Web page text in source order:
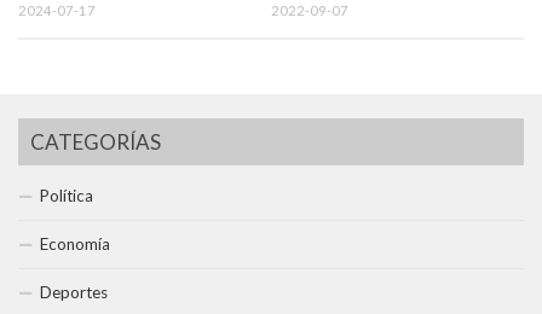
2024-07-17 2022-09-07
CATEGORÍAS
Política
Economía
Deportes